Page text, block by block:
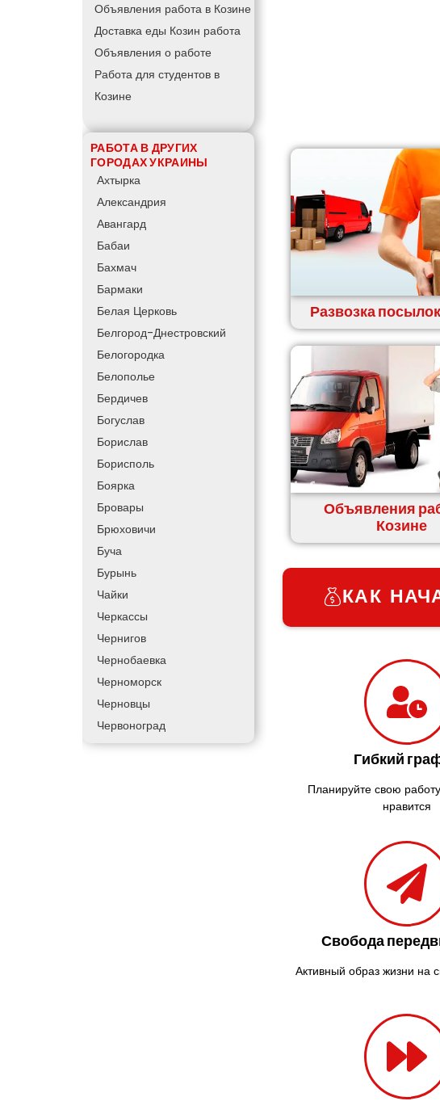
Объявления работа в Козине
Доставка еды Козин работа
Объявления о работе
Работа для студентов в
Козине
РАБОТА В ДРУГИХ
ГОРОДАХ УКРАИНЫ
Ахтырка
Александрия
Авангард
Бабаи
Бахмач
Бармаки
Белая Церковь
Белгород-Днестровский
Белогородка
Белополье
Бердичев
Богуслав
Борислав
Борисполь
Боярка
Бровары
Брюховичи
Буча
Бурынь
Чайки
Черкассы
Чернигов
Чернобаевка
Черноморск
Черновцы
Червоноград
Чортков
Развозка
Объявления
Козине
КАК
Гибкий
Планируйте свою
нравится
Свобода
Активный образ жизни на